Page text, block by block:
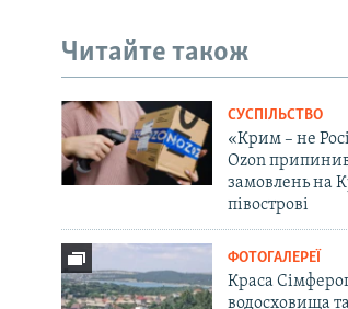
Читайте також
СУСПІЛЬСТВО
«Крим – не
Ozon
замовлень на
півострові
ФОТОГАЛЕРЕЇ
Краса
водосховища